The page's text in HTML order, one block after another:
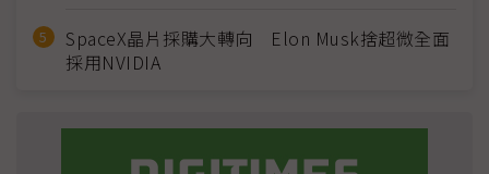
SpaceX晶片採購大轉向 Elon Musk捨超微全面
採用NVIDIA